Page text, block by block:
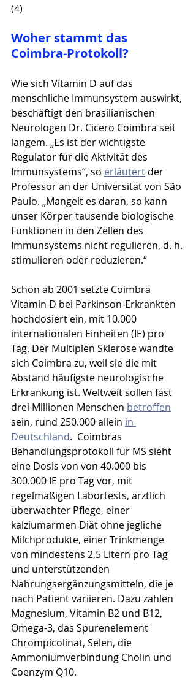
(4)
Woher stammt das
Coimbra-Protokoll?
Wie sich Vitamin D auf das
menschliche Immunsystem auswirkt,
beschäftigt den brasilianischen
Neurologen Dr. Cicero Coimbra seit
langem. „Es ist der wichtigste
Regulator für die Aktivität des
Immunsystems“, so erläutert der
Professor an der Universität von São
Paulo. „Mangelt es daran, so kann
unser Körper tausende biologische
Funktionen in den Zellen des
Immunsystems nicht regulieren, d. h.
stimulieren oder reduzieren.“
Schon ab 2001 setzte Coimbra
Vitamin D bei Parkinson-Erkrankten
hochdosiert ein, mit 10.000
internationalen Einheiten (IE) pro
Tag. Der Multiplen Sklerose wandte
sich Coimbra zu, weil sie die mit
Abstand häufigste neurologische
Erkrankung ist. Weltweit sollen fast
drei Millionen Menschen betroffen
sein, rund 250.000 allein in
Deutschland.  Coimbras
Behandlungsprotokoll für MS sieht
eine Dosis von von 40.000 bis
300.000 IE pro Tag vor, mit
regelmäßigen Labortests, ärztlich
überwachter Pflege, einer
kalziumarmen Diät ohne jegliche
Milchprodukte, einer Trinkmenge
von mindestens 2,5 Litern pro Tag
und unterstützenden
Nahrungsergänzungsmitteln, die je
nach Patient variieren. Dazu zählen
Magnesium, Vitamin B2 und B12,
Omega-3, das Spurenelement
Chrompicolinat, Selen, die
Ammoniumverbindung Cholin und
Coenzym Q10.